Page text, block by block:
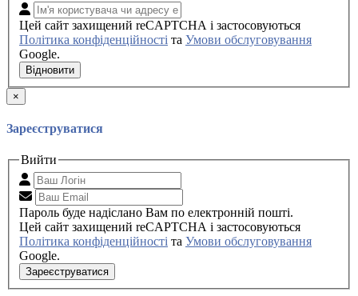
Цей сайт захищений reCAPTCHA і застосовуються
Політика конфіденційності та Умови обслуговування
Google.
Відновити
×
Зареєструватися
Вийти
Пароль буде надіслано Вам по електронній пошті.
Цей сайт захищений reCAPTCHA і застосовуються
Політика конфіденційності та Умови обслуговування
Google.
Зареєструватися